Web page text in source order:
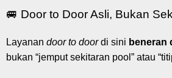
🚐 Door to Door Asli, Bukan
Layanan door to doordi sini beneran
bukan “jemput sekitaran pool” atau